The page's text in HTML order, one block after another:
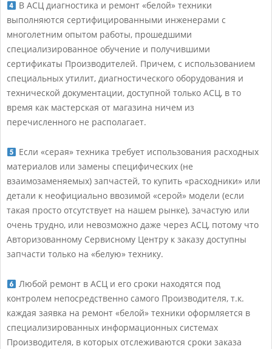
В АСЦ диагностика и ремонт «белой» техники
выполняются сертифицированными инженерами с
многолетним опытом работы, прошедшими
специализированное обучение и получившими
сертификаты Производителей. Причем, с использованием
специальных утилит, диагностического оборудования и
технической документации, доступной только АСЦ, в то
время как мастерская от магазина ничем из
перечисленного не располагает.
Если «серая» техника требует использования расходных
материалов или замены специфических (не
взаимозаменяемых) запчастей, то купить «расходники» или
детали к неофициально ввозимой «серой» модели (если
такая просто отсутствует на нашем рынке), зачастую или
очень трудно, или невозможно даже через АСЦ, потому что
Авторизованному Сервисному Центру к заказу доступны
запчасти только на «белую» технику.
Любой ремонт в АСЦ и его сроки находятся под
контролем непосредственно самого Производителя, т.к.
каждая заявка на ремонт «белой» техники оформляется в
специализированных информационных системах
Производителя, в которых отслеживаются сроки заказа